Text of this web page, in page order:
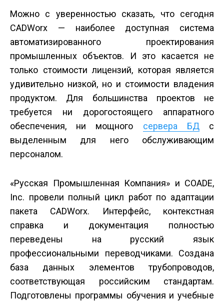
Можно с уверенностью сказать, что сегодня
CADWorx — наиболее доступная система
автоматизированного проектирования
промышленных объектов. И это касается не
только стоимости лицензий, которая является
удивительно низкой, но и стоимости владения
продуктом. Для большинства проектов не
требуется ни дорогостоящего аппаратного
обеспечения, ни мощного сервера БДс
выделенным для него обслуживающим
персоналом.
«Русская Промышленная Компания» и COADE,
Inc. провели полный цикл работ по адаптации
пакета CADWorx. Интерфейс, контекстная
справка и документация полностью
переведены на русский язык
профессиональными переводчиками. Создана
база данных элементов трубопроводов,
соответствующая российским стандартам.
Подготовлены программы обучения и учебные